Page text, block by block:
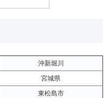
沖新堀川
宮城県
東松島市